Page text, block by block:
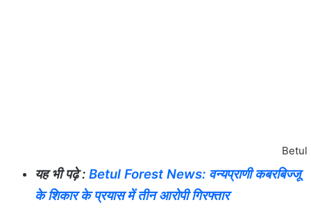
Betul
यह भी पढ़े : Betul Forest News: वन्यप्राणी कबरबिज्जू
के शिकार के प्रयास में तीन आरोपी गिरफ्तार